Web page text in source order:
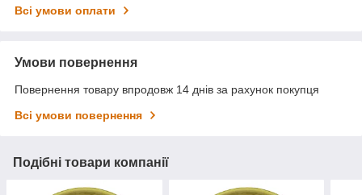
Всі умови оплати
Умови повернення
Повернення товару впродовж 14 днів за рахунок покупця
Всі умови повернення
Подібні товари компанії